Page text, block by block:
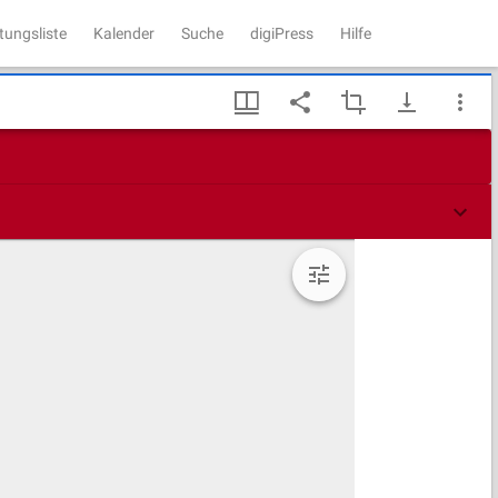
Kalender Suche digiPress Hilfe